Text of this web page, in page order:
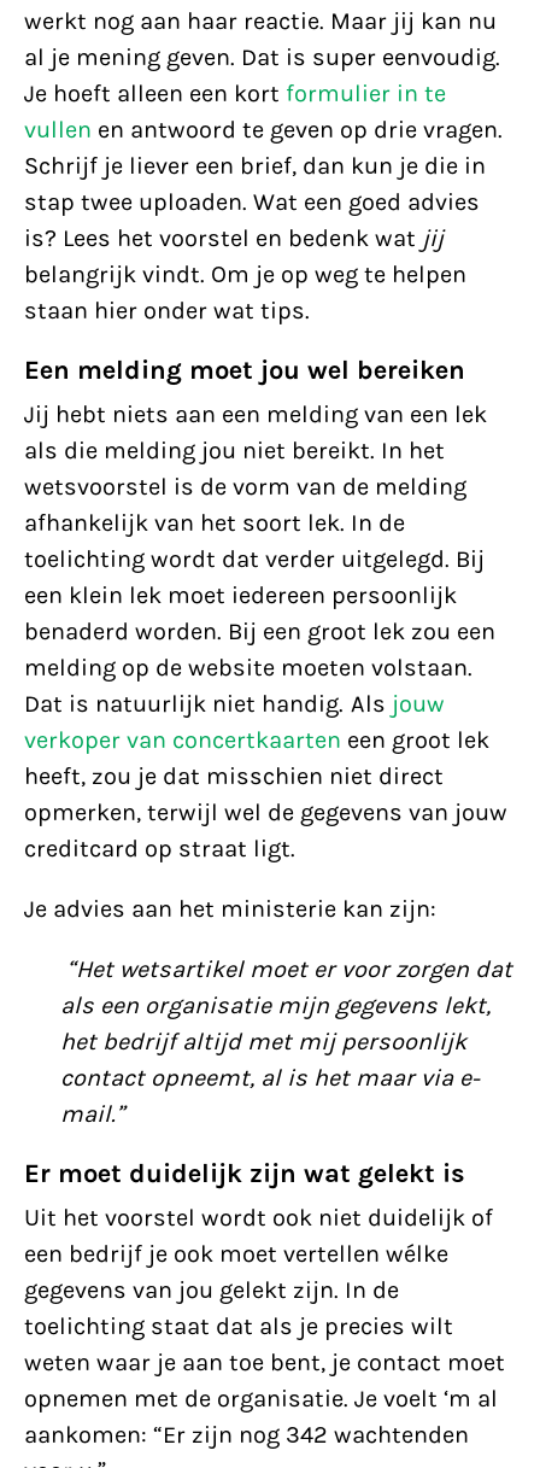
werkt nog aan haar reactie. Maar jij kan nu
al je mening geven. Dat is super eenvoudig.
Je hoeft alleen een kort formulier in te
vullen en antwoord te geven op drie vragen.
Schrijf je liever een brief, dan kun je die in
stap twee uploaden. Wat een goed advies
is? Lees het voorstel en bedenk wat jij
belangrijk vindt. Om je op weg te helpen
staan hier onder wat tips.
Een melding moet jou wel bereiken
Jij hebt niets aan een melding van een lek
als die melding jou niet bereikt. In het
wetsvoorstel is de vorm van de melding
afhankelijk van het soort lek. In de
toelichting wordt dat verder uitgelegd. Bij
een klein lek moet iedereen persoonlijk
benaderd worden. Bij een groot lek zou een
melding op de website moeten volstaan.
Dat is natuurlijk niet handig. Als jouw
verkoper van concertkaarten een groot lek
heeft, zou je dat misschien niet direct
opmerken, terwijl wel de gegevens van jouw
creditcard op straat ligt.
Je advies aan het ministerie kan zijn:
“Het wetsartikel moet er voor zorgen dat
als een organisatie mijn gegevens lekt,
het bedrijf altijd met mij persoonlijk
contact opneemt, al is het maar via e-
mail.”
Er moet duidelijk zijn wat gelekt is
Uit het voorstel wordt ook niet duidelijk of
een bedrijf je ook moet vertellen wélke
gegevens van jou gelekt zijn. In de
toelichting staat dat als je precies wilt
weten waar je aan toe bent, je contact moet
opnemen met de organisatie. Je voelt ‘m al
aankomen: “Er zijn nog 342 wachtenden